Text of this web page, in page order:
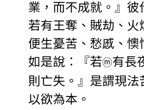
業，而不成就。』彼
若有王奪、賊劫、火
便生憂苦、愁慼、懊
如是說：『若ⓜ有長
則亡失。』是謂現法
以欲為本。